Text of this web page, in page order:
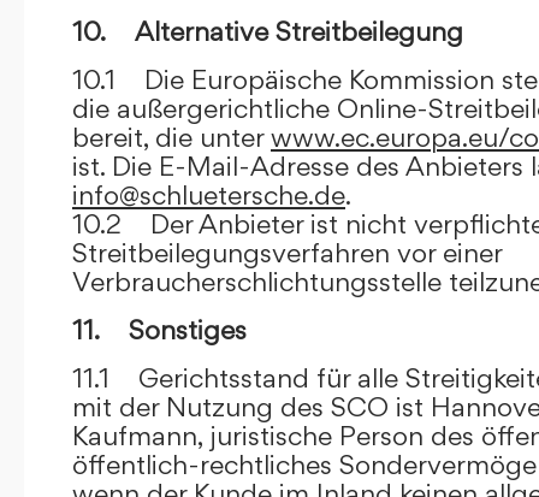
10. Alternative Streitbeilegung
10.1 Die Europäische Kommission
die außergerichtliche Online-
bereit, die unterwww.ec.europa.eu/
ist. Die E-Mail-Adresse des Anbieters
info@schluetersche.de.
10.2 Der Anbieter ist nicht
Streitbeilegungsverfahren vor einer
Verbraucherschlichtungsstelle
11. Sonstiges
11.1 Gerichtsstand für alle
mit der Nutzung des SCO ist
Kaufmann, juristische Person des
öffentlich-rechtliches